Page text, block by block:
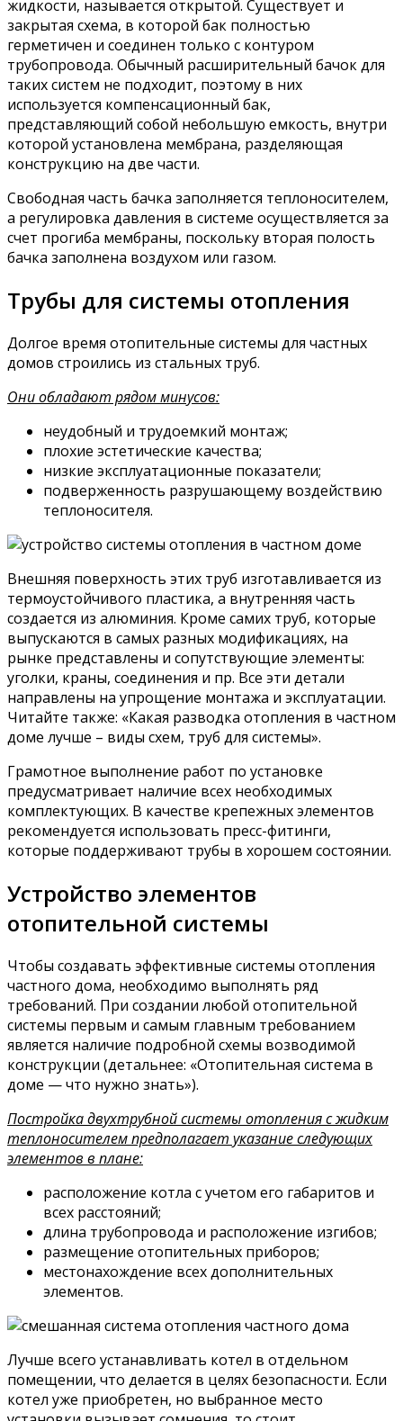
жидкости, называется открытой. Существует и
закрытая схема, в которой бак полностью
герметичен и соединен только с контуром
трубопровода. Обычный расширительный бачок для
таких систем не подходит, поэтому в них
используется компенсационный бак,
представляющий собой небольшую емкость, внутри
которой установлена мембрана, разделяющая
конструкцию на две части.
Свободная часть бачка заполняется теплоносителем,
а регулировка давления в системе осуществляется за
счет прогиба мембраны, поскольку вторая полость
бачка заполнена воздухом или газом.
Трубы для системы отопления
Долгое время отопительные системы для частных
домов строились из стальных труб.
Они обладают рядом минусов:
неудобный и трудоемкий монтаж;
плохие эстетические качества;
низкие эксплуатационные показатели;
подверженность разрушающему воздействию
теплоносителя.
Внешняя поверхность этих труб изготавливается из
термоустойчивого пластика, а внутренняя часть
создается из алюминия. Кроме самих труб, которые
выпускаются в самых разных модификациях, на
рынке представлены и сопутствующие элементы:
уголки, краны, соединения и пр. Все эти детали
направлены на упрощение монтажа и эксплуатации.
Читайте также: «Какая разводка отопления в частном
доме лучше – виды схем, труб для системы».
Грамотное выполнение работ по установке
предусматривает наличие всех необходимых
комплектующих. В качестве крепежных элементов
рекомендуется использовать пресс-фитинги,
которые поддерживают трубы в хорошем состоянии.
Устройство элементов
отопительной системы
Чтобы создавать эффективные системы отопления
частного дома, необходимо выполнять ряд
требований. При создании любой отопительной
системы первым и самым главным требованием
является наличие подробной схемы возводимой
конструкции (детальнее: «Отопительная система в
доме — что нужно знать»).
Постройка двухтрубной системы отопления с жидким
теплоносителем предполагает указание следующих
элементов в плане:
расположение котла с учетом его габаритов и
всех расстояний;
длина трубопровода и расположение изгибов;
размещение отопительных приборов;
местонахождение всех дополнительных
элементов.
Лучше всего устанавливать котел в отдельном
помещении, что делается в целях безопасности. Если
котел уже приобретен, но выбранное место